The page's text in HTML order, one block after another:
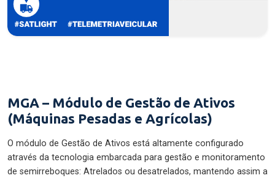
MGA – Módulo de Gestão de Ativos
(Máquinas Pesadas e Agrícolas)
O módulo de Gestão de Ativos está altamente configurado
através da tecnologia embarcada para gestão e monitoramento
de semirreboques: Atrelados ou desatrelados, mantendo assim a